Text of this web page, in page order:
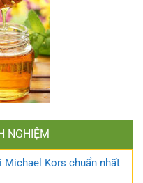
NGHIỆM
Kors chuẩn nhất